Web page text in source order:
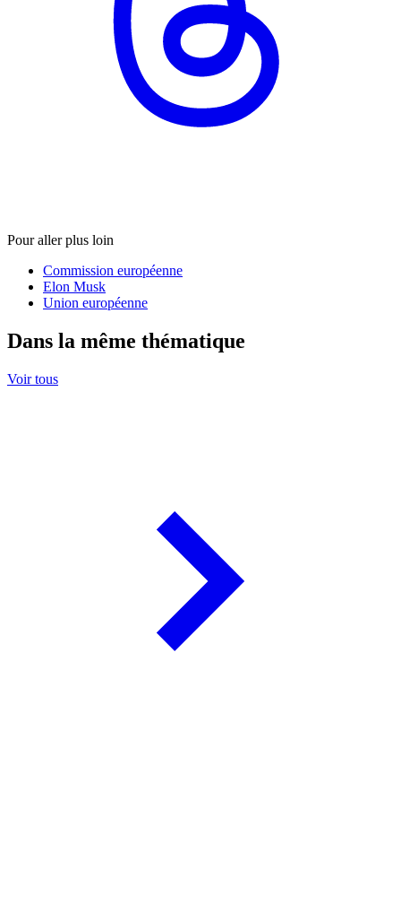
Pour aller plus loin
Commission européenne
Elon Musk
Union européenne
Dans la même thématique
Voir tous